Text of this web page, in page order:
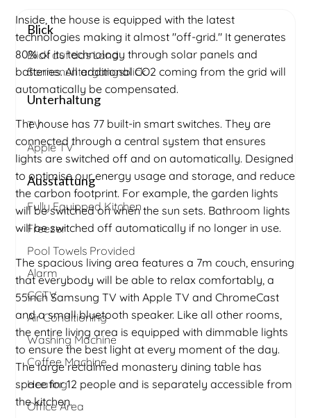
Inside, the house is equipped with the latest
technologies making it almost "off-grid." It generates
80% of its technology through solar panels and
batteries. All additional CO2 coming from the grid will
automatically be compensated.
The house has 77 built-in smart switches. They are
connected through a central system that ensures
lights are switched off and on automatically. Designed
to optimise our energy usage and storage, and reduce
the carbon footprint. For example, the garden lights
will be switched on when the sun sets. Bathroom lights
will be switched off automatically if no longer in use.
The spacious living area features a 7m couch, ensuring
that everybody will be able to relax comfortably, a
55inch Samsung TV with Apple TV and ChromeCast
and a small bluetooth speaker. Like all other rooms,
the entire living area is equipped with dimmable lights
to ensure the best light at every moment of the day.
The large reclaimed monastery dining table has
space for 12 people and is separately accessible from
the kitchen.
Blick
Blick auf das Land
Sonnenuntergangsblick
Unterhaltung
TV
Apple TV
Ausstattung
Fully Equipped Kitchen
Freezer
Pool Towels Provided
Alarm
CCTV
Air Conditioning
Washing Machine
Coffee Machine
Heating
Office Area